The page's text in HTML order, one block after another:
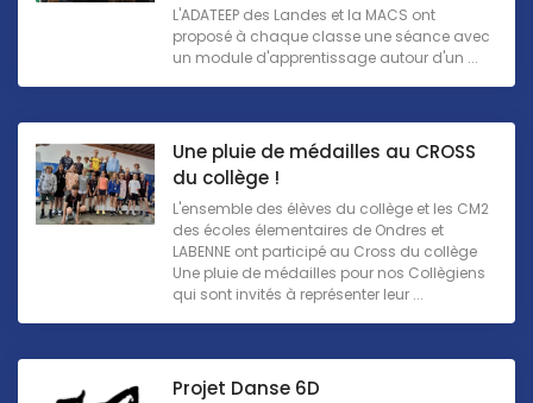
L'ADATEEP des Landes et la MACS ont
proposé à chaque classe une séance avec
un module d'apprentissage autour d'un ...
Une pluie de médailles au CROSS
du collège !
L'ensemble des élèves du collège et les CM2
des écoles élementaires de Ondres et
LABENNE ont participé au Cross du collège
Une pluie de médailles pour nos Collègiens
qui sont invités à représenter leur ...
Projet Danse 6D